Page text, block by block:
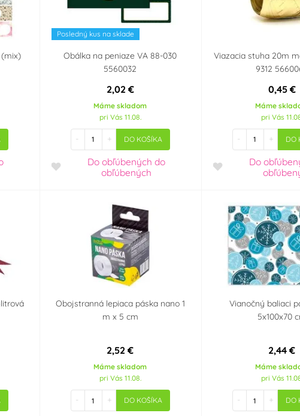
Posledný kus na sklade
Obálka na peniaze VA 88-030
5560032
2,02 €
Máme skladom
pri Vás 11.08.
- + DO KOŠÍKA
Do obľúbenýchdo
obľúbených
Viazacia stuha 20m
9312
0,45 €
Máme
pri Vás
- + DO
Do
Obojstranná lepiaca páska nano 1
m x 5 cm
2,52 €
Máme skladom
pri Vás 11.08.
- + DO KOŠÍKA
Vianočný baliaci
5x100x70
2,44 €
Máme
pri Vás
- + DO